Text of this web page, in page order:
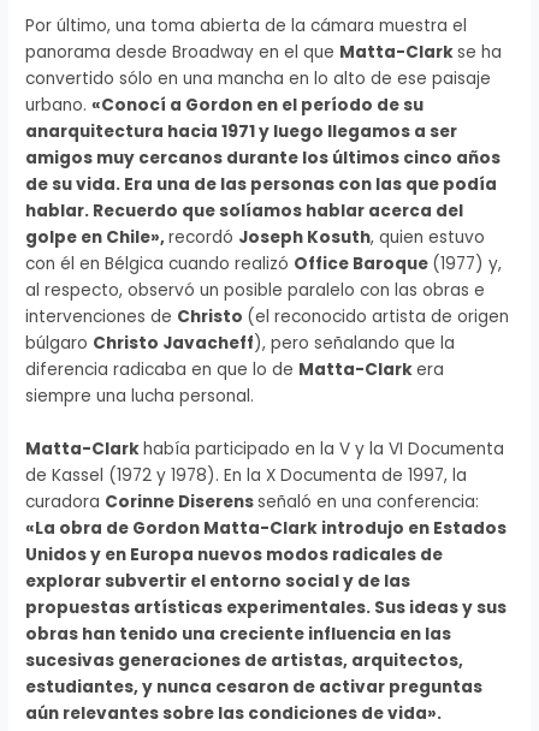
Por último, una toma abierta de la cámara muestra el
panorama desde Broadway en el que Matta-Clarkse ha
convertido sólo en una mancha en lo alto de ese paisaje
urbano.«Conocí a Gordon en el período de su
anarquitectura hacia 1971 y luego llegamos a ser
amigos muy cercanos durante los últimos cinco años
de su vida. Era una de las personas con las que podía
hablar. Recuerdo que solíamos hablar acerca del
golpe en Chile»,recordó Joseph Kosuth, quien estuvo
con él en Bélgica cuando realizó Office Baroque (1977) y,
al respecto, observó un posible paralelo con las obras e
intervenciones de Christo (el reconocido artista de origen
búlgaro Christo Javacheff), pero señalando que la
diferencia radicaba en que lo de Matta-Clarkera
siempre una lucha personal.
Matta-Clarkhabía participado en la V y la VI Documenta
de Kassel (1972 y 1978). En la X Documenta de 1997, la
curadora Corinne Diserensseñaló en una conferencia:
«La obra de Gordon Matta-Clark introdujo en Estados
Unidos y en Europa nuevos modos radicales de
explorar subvertir el entorno social y de las
propuestas artísticas experimentales. Sus ideas y sus
obras han tenido una creciente influencia en las
sucesivas generaciones de artistas, arquitectos,
estudiantes, y nunca cesaron de activar preguntas
aún relevantes sobre las condiciones de vida».